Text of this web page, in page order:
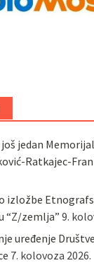
još jedan
Ratkajec-
izložbe
“Z/zemlja”9.
uređenje
7. kolovoza 2026.